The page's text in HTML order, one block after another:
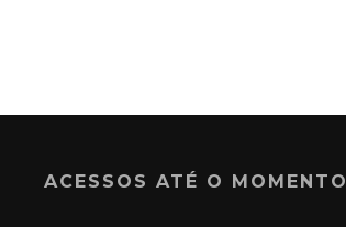
ACESSOS ATÉ O MOMENTO